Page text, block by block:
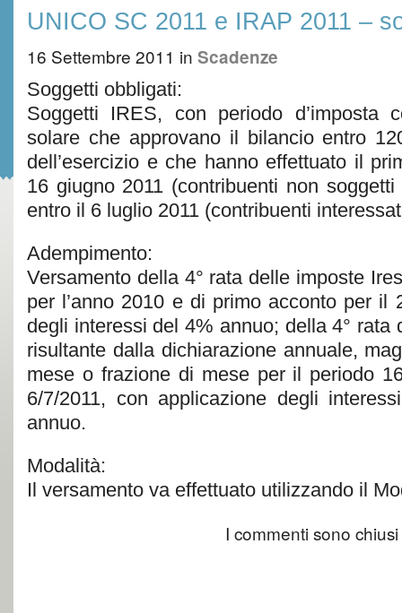
UNICO SC 2011 e IRAP 2011 –
16 Settembre 2011 in Scadenze
Soggetti obbligati:
Soggetti IRES, con periodo d’imposta
solare che approvano il bilancio entro
dell’esercizio e che hanno effettuato il
16 giugno 2011 (contribuenti non
entro il 6 luglio 2011 (contribuenti
Adempimento:
Versamento della 4° rata delle imposte
per l’anno 2010 e di primo acconto per il
degli interessi del 4% annuo; della 4° rata
risultante dalla dichiarazione annuale,
mese o frazione di mese per il periodo
6/7/2011, con applicazione degli
annuo.
Modalità:
Il versamento va effettuato utilizzando il
I commenti sono chiusi